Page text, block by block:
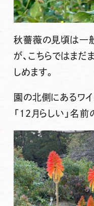
秋薔薇の見頃は一
が、こちらではま
しめます。
園の北側にあるワ
「12月らしい」名前